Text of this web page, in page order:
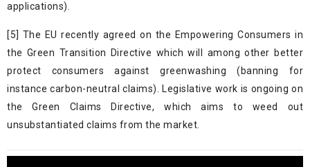
applications).
[5] The EUrecently agreed on the Empowering Consumers in
the Green Transition Directive which will among other better
protect consumers against greenwashing (banning for
instance carbon-neutral claims). Legislative work is ongoing on
the Green Claims Directive, which aims to weed out
unsubstantiated claims from the market.